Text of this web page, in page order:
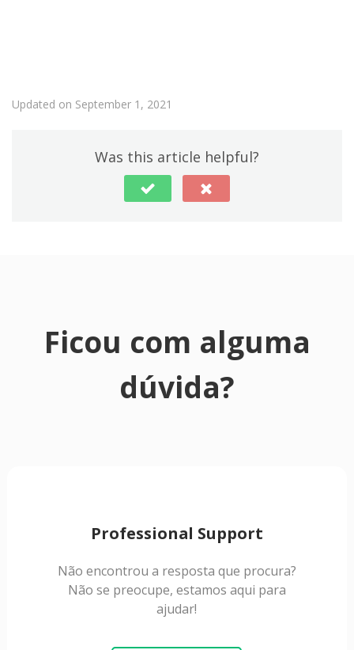
Updated on September 1, 2021
Was this article helpful?
Ficou com alguma
dúvida?
Professional Support
Não encontrou a resposta que procura?
Não se preocupe, estamos aqui para
ajudar!